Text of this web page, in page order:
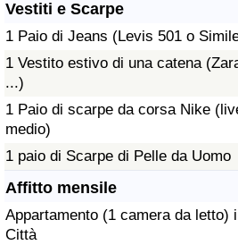
Vestiti e Scarpe
1 Paio di Jeans (Levis 501 o
1 Vestito estivo di una catena
...)
1 Paio di scarpe da corsa Nike
medio)
1 paio di Scarpe di Pelle da Uomo
Affitto mensile
Appartamento (1 camera da letto)
Città